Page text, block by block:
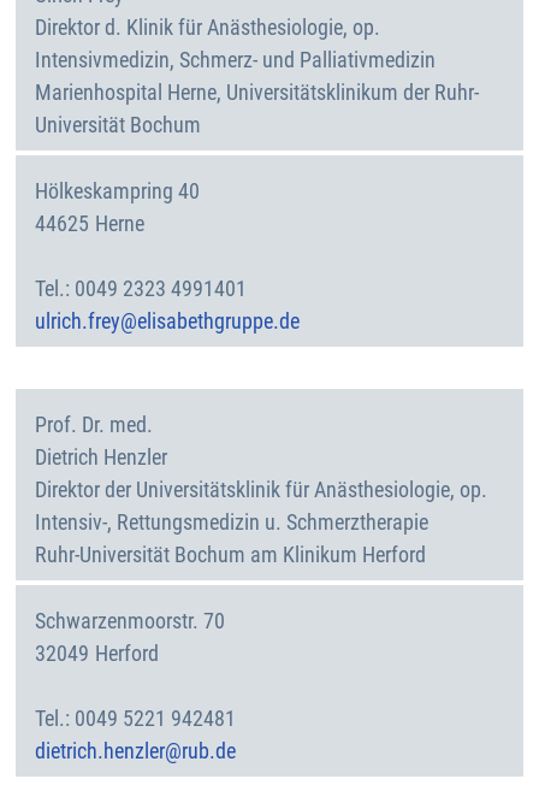
Direktor d. Klinik für Anästhesiologie, op.
Intensivmedizin, Schmerz- und Palliativmedizin
Marienhospital Herne, Universitätsklinikum der Ruhr-
Universität Bochum
Hölkeskampring 40
44625 Herne
0049 2323 4991401
ulrich.frey@elisabethgruppe.de
Prof. Dr. med.
Dietrich Henzler
Direktor der Universitätsklinik für Anästhesiologie, op.
Intensiv-, Rettungsmedizin u. Schmerztherapie
Ruhr-Universität Bochum am Klinikum Herford
Schwarzenmoorstr. 70
32049 Herford
0049 5221 942481
dietrich.henzler@rub.de